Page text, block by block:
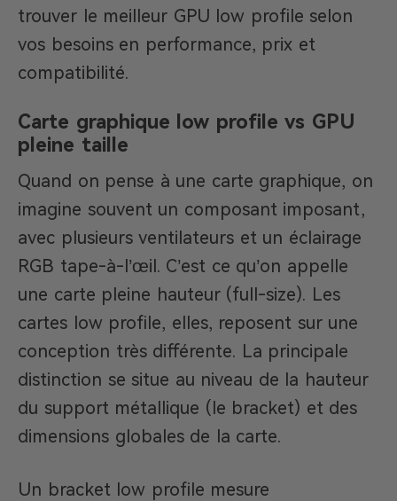
trouver le meilleur GPU low profile selon
vos besoins en performance, prix et
compatibilité.
Carte graphique low profile vs GPU
pleine taille
Quand on pense à une carte graphique, on
imagine souvent un composant imposant,
avec plusieurs ventilateurs et un éclairage
RGB tape-à-l’œil. C’est ce qu’on appelle
une carte pleine hauteur (full-size). Les
cartes low profile, elles, reposent sur une
conception très différente. La principale
distinction se situe au niveau de la hauteur
du support métallique (le bracket) et des
dimensions globales de la carte.
Un bracket low profile mesure